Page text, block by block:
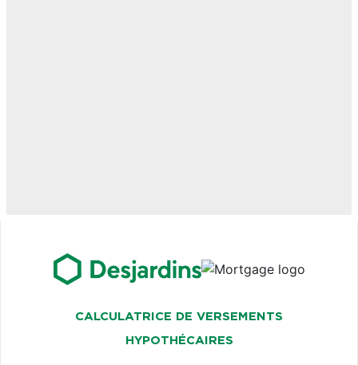
CALCULATRICE DE VERSEMENTS
HYPOTHÉCAIRES